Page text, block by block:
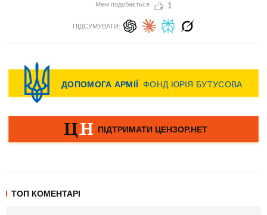
Мені подобається 1
ПІДСУМУВАТИ:
ТОП КОМЕНТАРІ